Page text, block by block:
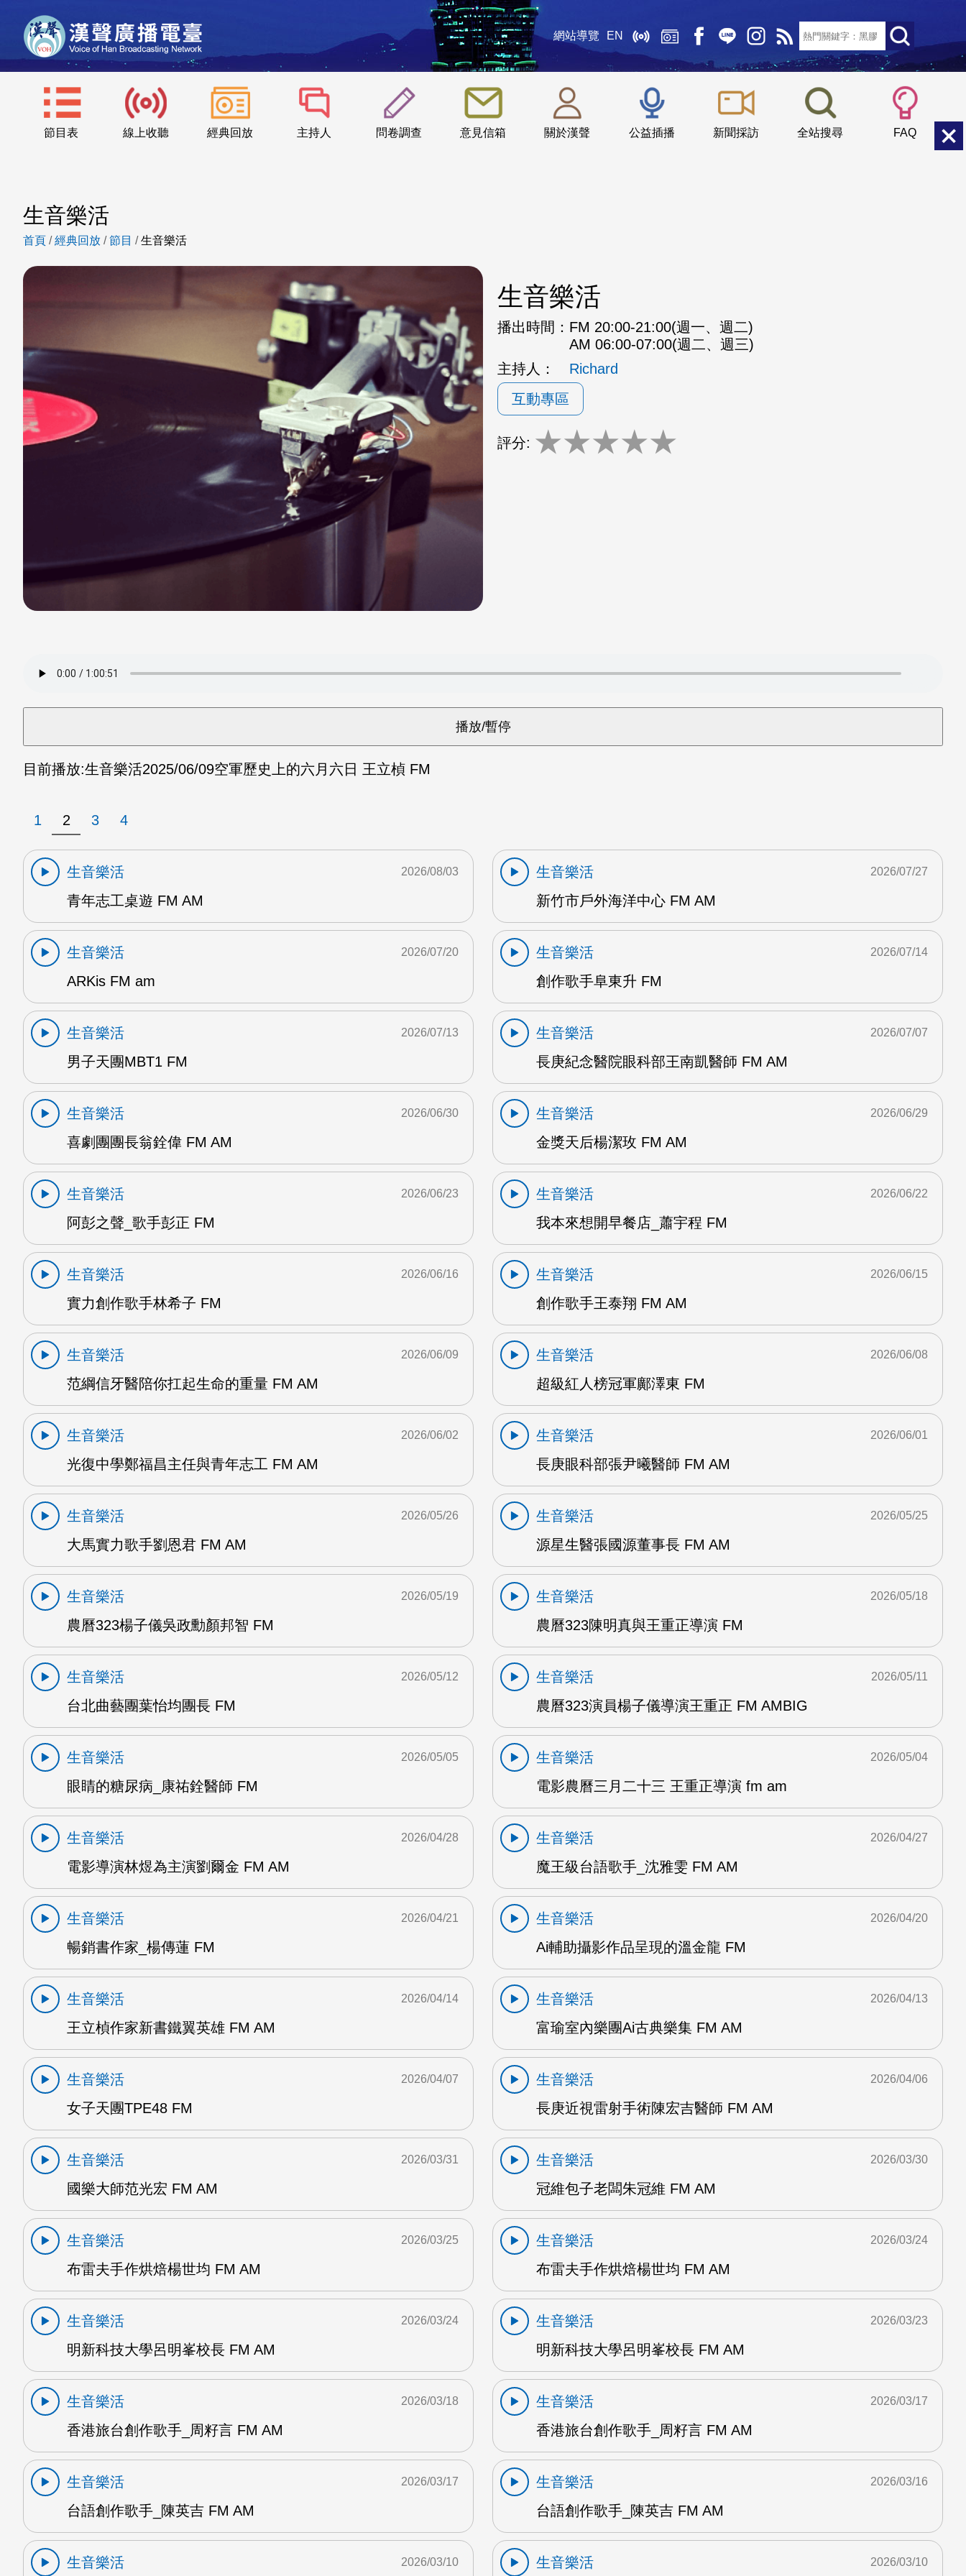
網站導覽 EN
節目表 線上收聽 經典回放 主持人 問卷調查 意見信箱 關於漢聲 公益插播 新聞採訪 全站搜尋 FAQ
::: 小 中
生音樂活
首頁 /經典回放 /節目 /生音樂活
生音樂活
播出時間： FM 20:00-21:00(週一、週二)
AM 06:00-07:00(週二、週三)
主持人：
Richard
互動專區
評分: ★★★★★
目前播放:生音樂活2025/06/09空軍歷史上的六月六日 王立楨 FM
1 2 3 4
生音樂活
青年志工桌遊 FM AM
2026/08/03
生音樂活
新竹市戶外海洋中心 FM AM
2026/07/27
生音樂活
ARKis FM am
2026/07/20
生音樂活
創作歌手阜東升 FM
2026/07/14
生音樂活
男子天團MBT1 FM
2026/07/13
生音樂活
長庚紀念醫院眼科部王南凱醫師 FM AM
2026/07/07
生音樂活
喜劇團團長翁銓偉 FM AM
2026/06/30
生音樂活
金獎天后楊潔玫 FM AM
2026/06/29
生音樂活
阿彭之聲_歌手彭正 FM
2026/06/23
生音樂活
我本來想開早餐店_蕭宇程 FM
2026/06/22
生音樂活
實力創作歌手林希子 FM
2026/06/16
生音樂活
創作歌手王泰翔 FM AM
2026/06/15
生音樂活
范綱信牙醫陪你扛起生命的重量 FM AM
2026/06/09
生音樂活
超級紅人榜冠軍鄺澤東 FM
2026/06/08
生音樂活
光復中學鄭福昌主任與青年志工 FM AM
2026/06/02
生音樂活
長庚眼科部張尹曦醫師 FM AM
2026/06/01
生音樂活
大馬實力歌手劉恩君 FM AM
2026/05/26
生音樂活
源星生醫張國源董事長 FM AM
2026/05/25
生音樂活
農曆323楊子儀吳政勳顏邦智 FM
2026/05/19
生音樂活
農曆323陳明真與王重正導演 FM
2026/05/18
生音樂活
台北曲藝團葉怡均團長 FM
2026/05/12
生音樂活
農曆323演員楊子儀導演王重正 FM AMBIG
2026/05/11
生音樂活
眼睛的糖尿病_康祐銓醫師 FM
2026/05/05
生音樂活
電影農曆三月二十三 王重正導演 fm am
2026/05/04
生音樂活
電影導演林煜為主演劉爾金 FM AM
2026/04/28
生音樂活
魔王級台語歌手_沈雅雯 FM AM
2026/04/27
生音樂活
暢銷書作家_楊傳蓮 FM
2026/04/21
生音樂活
Ai輔助攝影作品呈現的溫金龍 FM
2026/04/20
生音樂活
王立楨作家新書鐵翼英雄 FM AM
2026/04/14
生音樂活
富瑜室內樂團Ai古典樂集 FM AM
2026/04/13
生音樂活
女子天團TPE48 FM
2026/04/07
生音樂活
長庚近視雷射手術陳宏吉醫師 FM AM
2026/04/06
生音樂活
國樂大師范光宏 FM AM
2026/03/31
生音樂活
冠維包子老闆朱冠維 FM AM
2026/03/30
生音樂活
布雷夫手作烘焙楊世均 FM AM
2026/03/25
生音樂活
布雷夫手作烘焙楊世均 FM AM
2026/03/24
生音樂活
明新科技大學呂明峯校長 FM AM
2026/03/24
生音樂活
明新科技大學呂明峯校長 FM AM
2026/03/23
生音樂活
香港旅台創作歌手_周籽言 FM AM
2026/03/18
生音樂活
香港旅台創作歌手_周籽言 FM AM
2026/03/17
生音樂活
台語創作歌手_陳英吉 FM AM
2026/03/17
生音樂活
台語創作歌手_陳英吉 FM AM
2026/03/16
生音樂活 2026/03/10 生音樂活 2026/03/10